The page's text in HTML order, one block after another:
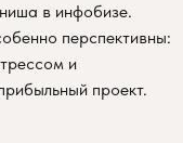
в инфобизе.
перспективны:
и
проект.